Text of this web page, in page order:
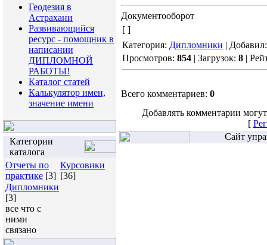
Геодезия в
Астрахани
Развивающийся
ресурс - помощник в
написании
ДИПЛОМНОЙ
РАБОТЫ!
Каталог статей
Калькулятор имен,
значение имени
Категории
каталога
Отчеты по
практике [3]
Курсовики
[36]
Дипломники
[3]
все что с
ними
связано
Документооборот
[ ]
Категория: Дипломники |
Просмотров: 854 | Загрузок: 8 |
Всего комментариев: 0
Добавлять комментарии
[
Сайт